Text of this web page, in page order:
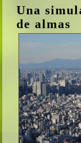
Una
de almas